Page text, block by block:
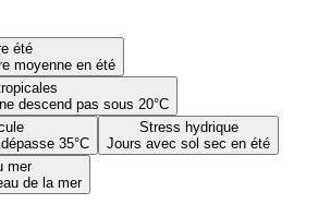
été
moyenne en été
descend pas sous 20°C
35°C
Stress hydrique
Jours avec sol sec en été
mer
de la mer